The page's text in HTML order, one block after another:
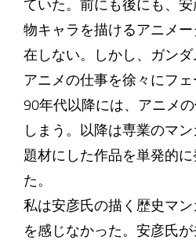
ていた。前にも後にも、
物キャラを描けるアニメ
在しない。しかし、ガンダ
アニメの仕事を徐々にフ
90年代以降には、アニメ
しまう。以降は専業のマ
題材にした作品を単発的
た。
私は安彦氏の描く歴史マ
を感じなかった。安彦氏